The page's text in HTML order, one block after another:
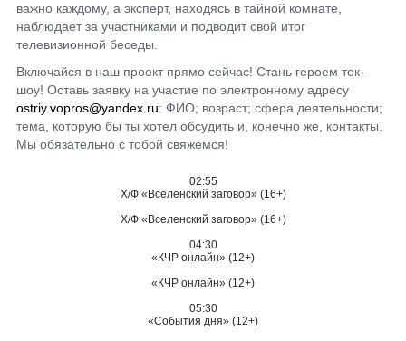
важно каждому, а эксперт, находясь в тайной комнате,
наблюдает за участниками и подводит свой итог
телевизионной беседы.
Включайся в наш проект прямо сейчас! Стань героем ток-
шоу! Оставь заявку на участие по электронному адресу
ostriy.vopros@yandex.ru: ФИО; возраст; сфера деятельности;
тема, которую бы ты хотел обсудить и, конечно же, контакты.
Мы обязательно с тобой свяжемся!
02:55
Х/Ф «Вселенский заговор» (16+)
Х/Ф «Вселенский заговор» (16+)
04:30
«КЧР онлайн» (12+)
«КЧР онлайн» (12+)
05:30
«События дня» (12+)